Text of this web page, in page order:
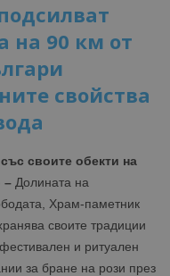
на 90 км от
свойства
своите обекти на
– Долината на
Храм-паметник
своите традиции
и ритуален
за бране на рози през